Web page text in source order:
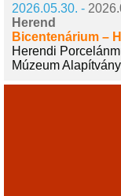
2026.05.30. -
Herend
Bicentenárium –
Herendi
Múzeum Alapítvány